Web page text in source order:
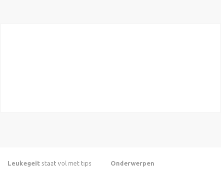
Leukegeit staat vol met tips
Onderwerpen